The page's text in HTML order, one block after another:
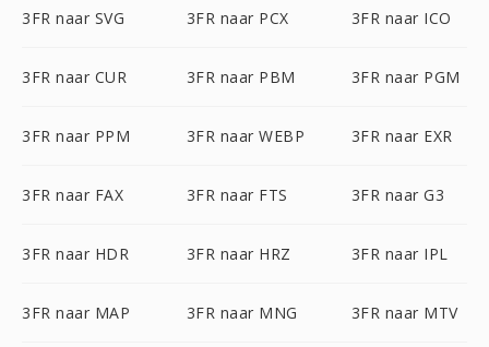
3FR naar SVG 3FR naar PCX 3FR naar ICO
3FR naar CUR 3FR naar PBM 3FR naar PGM
3FR naar PPM 3FR naar WEBP 3FR naar EXR
3FR naar FAX 3FR naar FTS 3FR naar G3
3FR naar HDR 3FR naar HRZ 3FR naar IPL
3FR naar MAP 3FR naar MNG 3FR naar MTV